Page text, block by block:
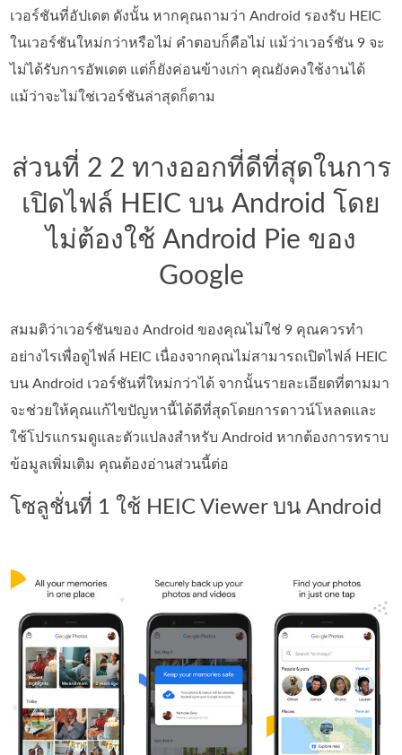
เวอร์ชันที่อัปเดต ดังนั้น หากคุณถามว่า Android รองรับ HEIC
ในเวอร์ชันใหม่กว่าหรือไม่ คำตอบก็คือไม่ แม้ว่าเวอร์ชัน 9 จะ
ไม่ได้รับการอัพเดต แต่ก็ยังค่อนข้างเก่า คุณยังคงใช้งานได้
แม้ว่าจะไม่ใช่เวอร์ชันล่าสุดก็ตาม
ส่วนที่ 2 2 ทางออกที่ดีที่สุดในการ
เปิดไฟล์ HEIC บน Android โดย
ไม่ต้องใช้ Android Pie ของ
Google
สมมติว่าเวอร์ชันของ Android ของคุณไม่ใช่ 9 คุณควรทำ
อย่างไรเพื่อดูไฟล์ HEIC เนื่องจากคุณไม่สามารถเปิดไฟล์ HEIC
บน Android เวอร์ชันที่ใหม่กว่าได้ จากนั้นรายละเอียดที่ตามมา
จะช่วยให้คุณแก้ไขปัญหานี้ได้ดีที่สุดโดยการดาวน์โหลดและ
ใช้โปรแกรมดูและตัวแปลงสำหรับ Android หากต้องการทราบ
ข้อมูลเพิ่มเติม คุณต้องอ่านส่วนนี้ต่อ
โซลูชั่นที่ 1 ใช้ HEIC Viewer บน Android